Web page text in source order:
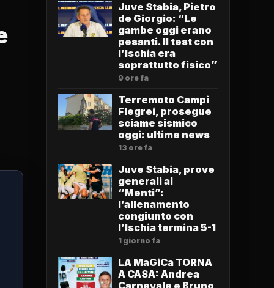
Juve Stabia, Pietro
de Giorgio: “Le
gambe oggi erano
pesanti. Il test con
l’Ischia era
soprattutto fisico”
9 ore fa
Terremoto Campi
Flegrei, prosegue
sciame sismico
oggi: ultime news
13 ore fa
Juve Stabia, prove
generali al
“Menti”:
l’allenamento
congiunto con
l’Ischia termina 5-1
1 giorno fa
LA MaGiCa TORNA
A CASA: Andrea